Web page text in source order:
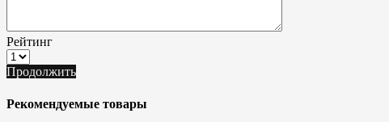
Рейтинг
Продолжить
Рекомендуемые товары